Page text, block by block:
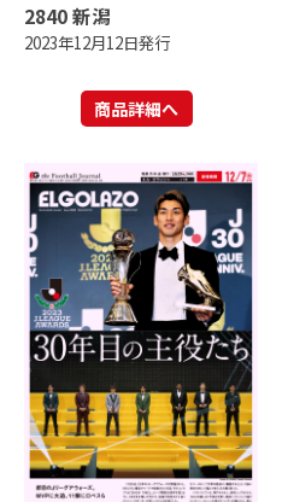
2840 新潟
2023年12月12日発行
商品詳細へ